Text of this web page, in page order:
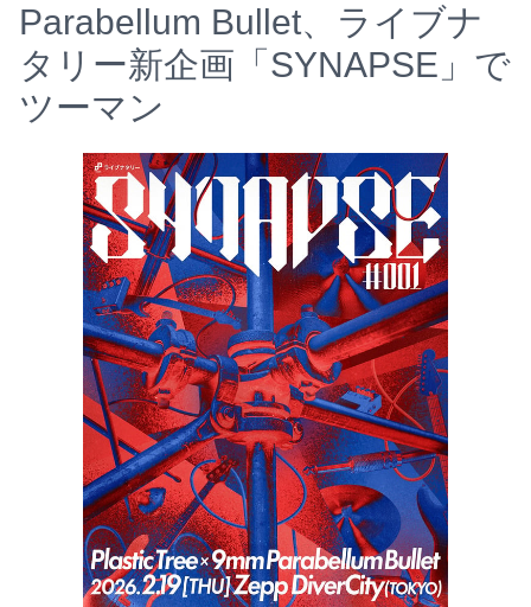
Parabellum Bullet、ライブナ
タリー新企画「SYNAPSE」で
ツーマン